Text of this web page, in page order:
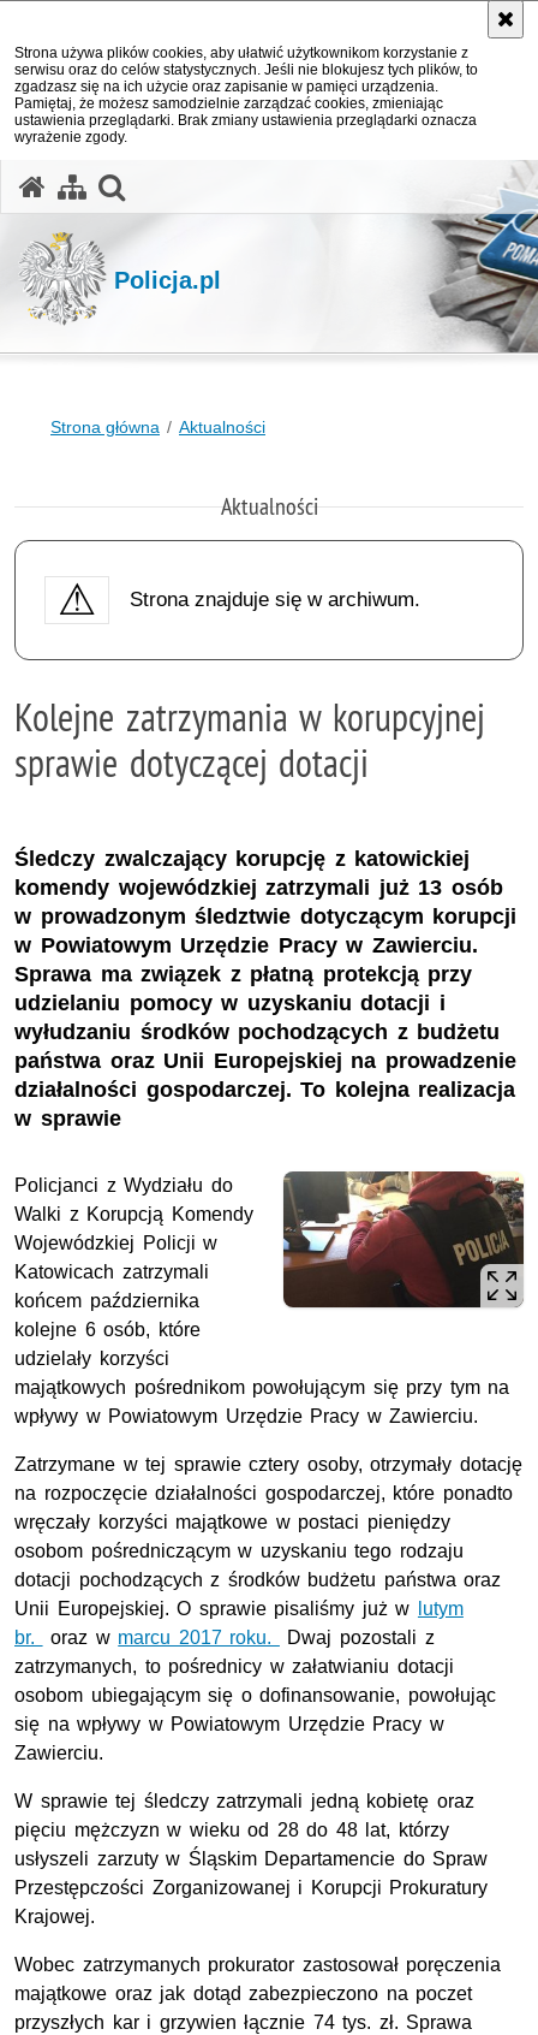
Strona używa plików cookies, aby ułatwić użytkownikom korzystanie z
serwisu oraz do celów statystycznych. Jeśli nie blokujesz tych plików, to
zgadzasz się na ich użycie oraz zapisanie w pamięci urządzenia.
Pamiętaj, że możesz samodzielnie zarządzać cookies, zmieniając
ustawienia przeglądarki. Brak zmiany ustawienia przeglądarki oznacza
wyrażenie zgody.
Policja.pl
Strona główna Aktualności
Aktualności
Strona znajduje się w archiwum.
Kolejne zatrzymania w korupcyjnej
sprawie dotyczącej dotacji
Śledczy zwalczający korupcję z katowickiej
komendy wojewódzkiej zatrzymali już 13 osób
w prowadzonym śledztwie dotyczącym korupcji
w Powiatowym Urzędzie Pracy w Zawierciu.
Sprawa ma związek z płatną protekcją przy
udzielaniu pomocy w uzyskaniu dotacji i
wyłudzaniu środków pochodzących z budżetu
państwa oraz Unii Europejskiej na prowadzenie
działalności gospodarczej. To kolejna realizacja
w sprawie
Policjanci z Wydziału do
Walki z Korupcją Komendy
Wojewódzkiej Policji w
Katowicach zatrzymali
końcem października
kolejne 6 osób, które
udzielały korzyści
majątkowych pośrednikom powołującym się przy tym na
wpływy w Powiatowym Urzędzie Pracy w Zawierciu.
Zatrzymane w tej sprawie cztery osoby, otrzymały dotację
na rozpoczęcie działalności gospodarczej, które ponadto
wręczały korzyści majątkowe w postaci pieniędzy
osobom pośredniczącym w uzyskaniu tego rodzaju
dotacji pochodzących z środków budżetu państwa oraz
Unii Europejskiej. O sprawie pisaliśmy już w
lutym
br.
oraz w marcu 2017 roku.
Dwaj pozostali z
zatrzymanych, to pośrednicy w załatwianiu dotacji
osobom ubiegającym się o dofinansowanie, powołując
się na wpływy w Powiatowym Urzędzie Pracy w
Zawierciu.
W sprawie tej śledczy zatrzymali jedną kobietę oraz
pięciu mężczyzn w wieku od 28 do 48 lat, którzy
usłyszeli zarzuty w Śląskim Departamencie do Spraw
Przestępczości Zorganizowanej i Korupcji Prokuratury
Krajowej.
Wobec zatrzymanych prokurator zastosował poręczenia
majątkowe oraz jak dotąd zabezpieczono na poczet
przyszłych kar i grzywien łącznie 74 tys. zł. Sprawa